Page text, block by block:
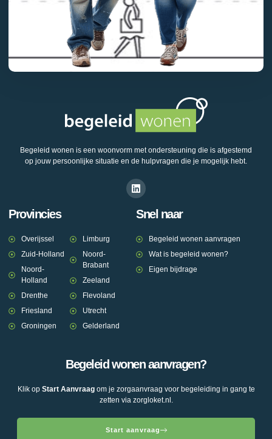
Begeleid wonen is een woonvorm met ondersteuning die is afgestemd
op jouw persoonlijke situatie en de hulpvragen die je mogelijk hebt.
Provincies
Overijssel
Zuid-Holland
Noord-
Holland
Drenthe
Friesland
Groningen
Limburg
Noord-
Brabant
Zeeland
Flevoland
Utrecht
Gelderland
Snel naar
Begeleid wonen aanvragen
Wat is begeleid wonen?
Eigen bijdrage
Begeleid wonen aanvragen?
Klik op Start Aanvraagom je zorgaanvraag voor begeleiding in gang te
zetten via zorgloket.nl.
Start aanvraag